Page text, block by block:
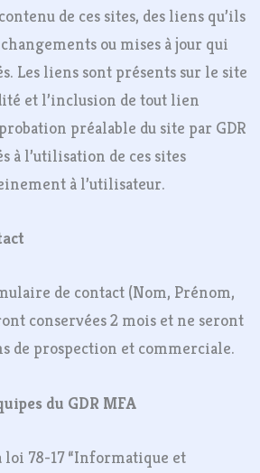
de ces sites, des liens qu’ils
ou mises à jour qui
Les liens sont présents sur le site
et l’inclusion de tout lien
préalable du site par GDR
à l’utilisation de ces sites
à l’utilisateur.
de contact (Nom, Prénom,
conservées 2 mois et ne seront
de prospection et commerciale.
du GDR MFA
78-17 “Informatique et